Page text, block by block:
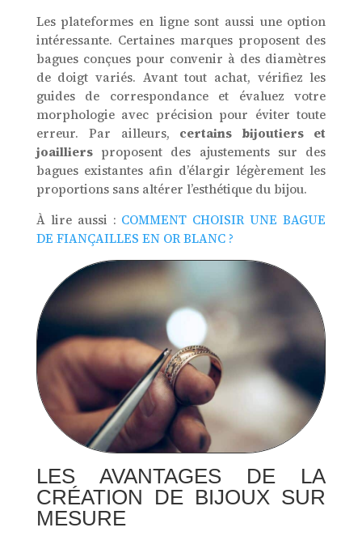
Les plateformes en ligne sont aussi une option
intéressante. Certaines marques proposent des
bagues conçues pour convenir à des diamètres
de doigt variés. Avant tout achat, vérifiez les
guides de correspondance et évaluez votre
morphologie avec précision pour éviter toute
erreur. Par ailleurs, certains bijoutiers et
joailliersproposent des ajustements sur des
bagues existantes afin d’élargir légèrement les
proportions sans altérer l’esthétique du bijou.
À lire aussi : COMMENT CHOISIR UNE BAGUE
DE FIANÇAILLES EN OR BLANC ?
LES AVANTAGES DE LA
CRÉATION DE BIJOUX SUR
MESURE